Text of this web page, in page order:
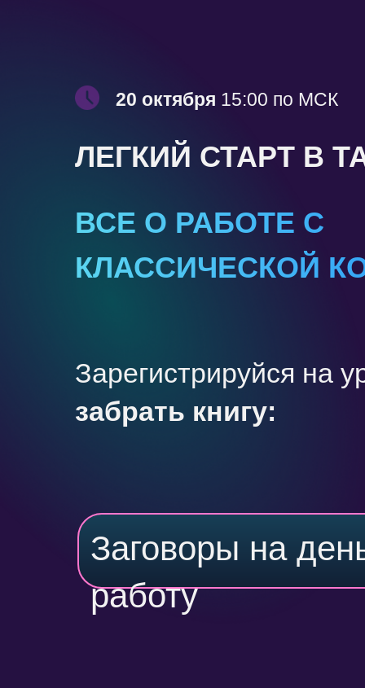
ЛЕГКИЙ СТАРТ В
ВСЕ О РАБОТЕ С
КЛАССИЧЕСКОЙ
20 октября 15:00 по МСК
Зарегистрируйся на
забрать книгу:
Заговоры на
работу